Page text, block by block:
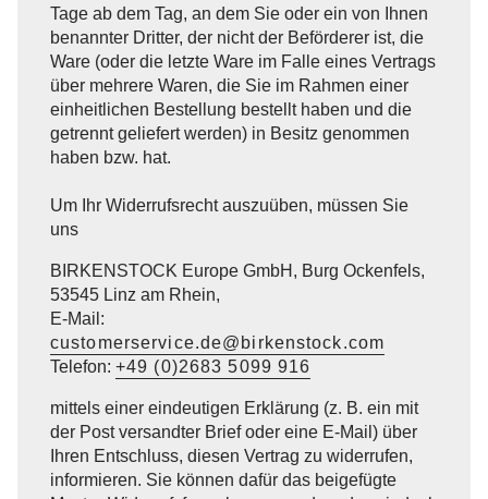
Tage ab dem Tag, an dem Sie oder ein von Ihnen
benannter Dritter, der nicht der Beförderer ist, die
Ware (oder die letzte Ware im Falle eines Vertrags
über mehrere Waren, die Sie im Rahmen einer
einheitlichen Bestellung bestellt haben und die
getrennt geliefert werden) in Besitz genommen
haben bzw. hat.
Um Ihr Widerrufsrecht auszuüben, müssen Sie
uns
BIRKENSTOCK Europe GmbH, Burg Ockenfels,
53545 Linz am Rhein,
E-Mail:
customerservice.de@birkenstock.com
Telefon: +49 (0)2683 5099 916
mittels einer eindeutigen Erklärung (z. B. ein mit
der Post versandter Brief oder eine E-Mail) über
Ihren Entschluss, diesen Vertrag zu widerrufen,
informieren. Sie können dafür das beigefügte